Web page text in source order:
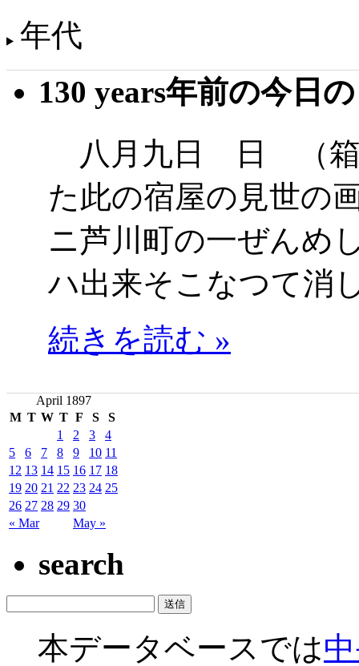
年代
130 years年前の今日
八月九日 日 （箱
た此の宿屋の見世の
ニ芦川町の一ぜんめ
ハ出来そこなつて消
続きを読む »
April 1897
M T W T F S S
« Mar May »
1 2 3
4
5
6 7 8 9 10 11
12 13 14 15 16 17 18
19 20 21 22 23 24 25
26 27 28 29 30
search
本データベースでは